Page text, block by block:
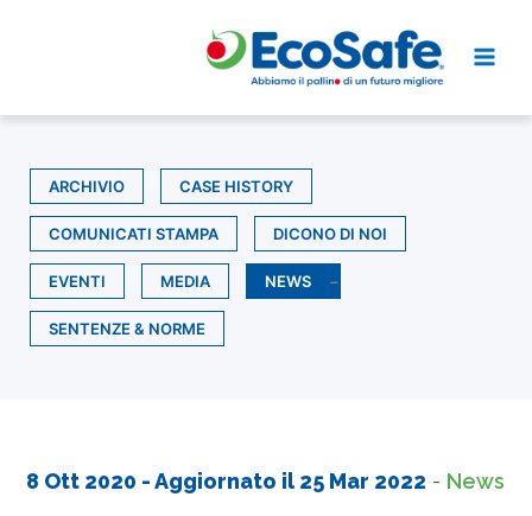
ARCHIVIO CASE HISTORY
COMUNICATI STAMPA DICONO DI NOI
EVENTI MEDIA NEWS
SENTENZE & NORME
8 Ott 2020 - Aggiornato il 25 Mar 2022 - News